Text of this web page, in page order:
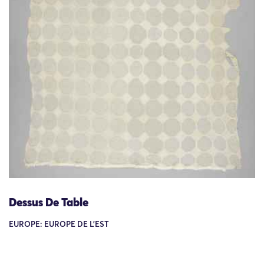
Dessus De Table
EUROPE: EUROPE DE L'EST